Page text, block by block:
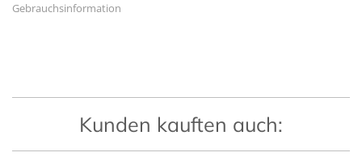
Gebrauchsinformation
Kunden kauften auch: